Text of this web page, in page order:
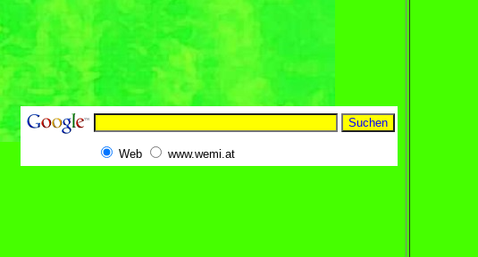
Web
www.wemi.at